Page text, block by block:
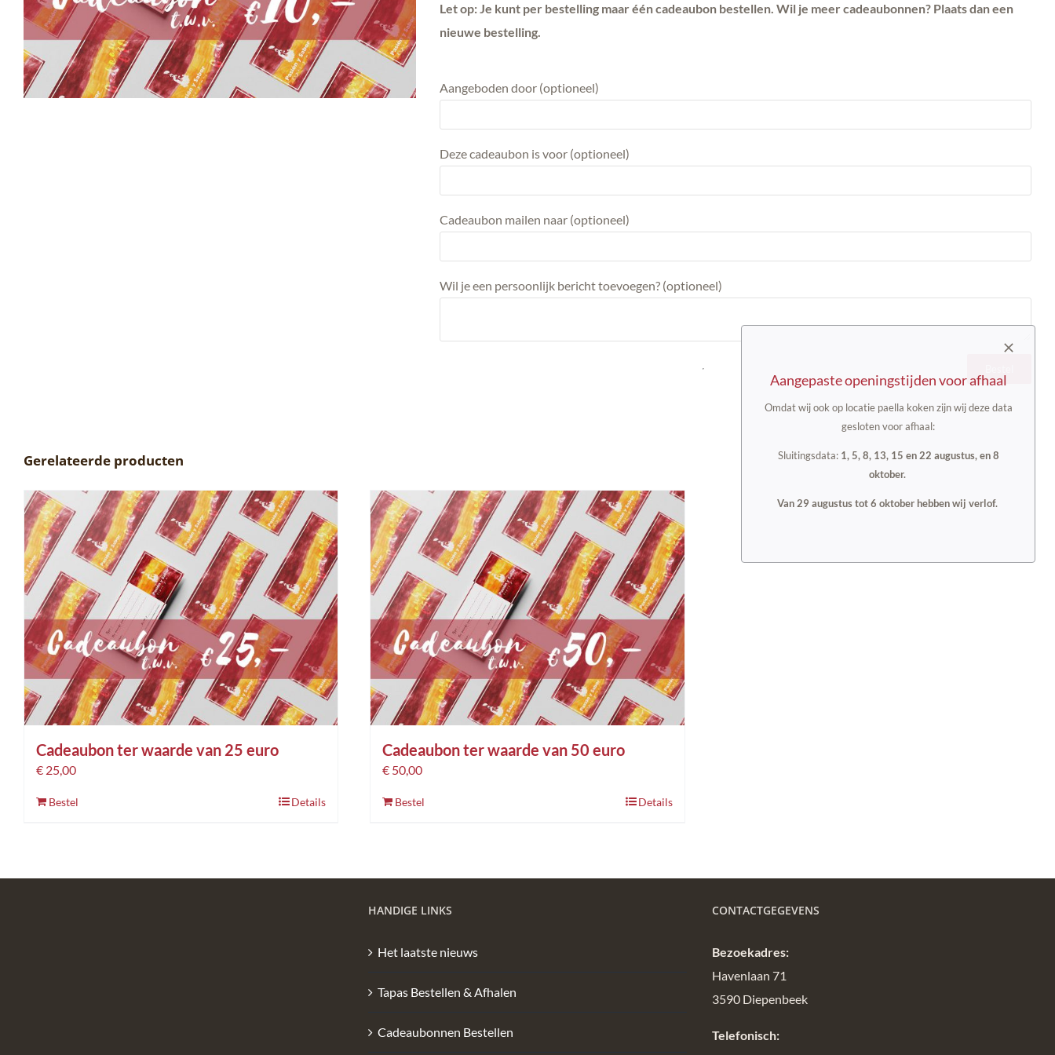
Let op: Je kunt per bestelling maar één cadeaubon bestellen. Wil je meer cadeaubonnen? Plaats dan een
nieuwe bestelling.
Aangeboden door (optioneel)
Deze cadeaubon is voor (optioneel)
Cadeaubon mailen naar (optioneel)
Wil je een persoonlijk bericht toevoegen? (optioneel)
Gerelateerde producten
Cadeaubon ter waarde van 25 euro
€ 25,00
Bestel Details
Cadeaubon ter waarde van 50 euro
€ 50,00
Bestel Details
HANDIGE LINKS
Het laatste nieuws
Tapas Bestellen & Afhalen
Cadeaubonnen Bestellen
CONTACTGEGEVENS
Bezoekadres:
Havenlaan 71
3590 Diepenbeek
Telefonisch:
Aangepaste openingstijden voor afhaal
Omdat wij ook op locatie paella koken zijn wij deze data
gesloten voor afhaal:
Sluitingsdata:1, 5, 8, 13, 15 en 22 augustus, en 8
oktober.
Van 29 augustus tot 6 oktober hebben wij verlof.